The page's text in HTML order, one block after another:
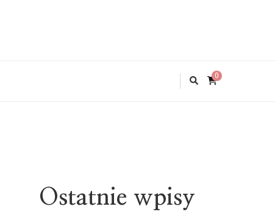
0
Ostatnie wpisy